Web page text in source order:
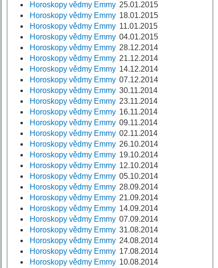
Horoskopy vědmy Emmy 25.01.2015
Horoskopy vědmy Emmy 18.01.2015
Horoskopy vědmy Emmy 11.01.2015
Horoskopy vědmy Emmy 04.01.2015
Horoskopy vědmy Emmy 28.12.2014
Horoskopy vědmy Emmy 21.12.2014
Horoskopy vědmy Emmy 14.12.2014
Horoskopy vědmy Emmy 07.12.2014
Horoskopy vědmy Emmy 30.11.2014
Horoskopy vědmy Emmy 23.11.2014
Horoskopy vědmy Emmy 16.11.2014
Horoskopy vědmy Emmy 09.11.2014
Horoskopy vědmy Emmy 02.11.2014
Horoskopy vědmy Emmy 26.10.2014
Horoskopy vědmy Emmy 19.10.2014
Horoskopy vědmy Emmy 12.10.2014
Horoskopy vědmy Emmy 05.10.2014
Horoskopy vědmy Emmy 28.09.2014
Horoskopy vědmy Emmy 21.09.2014
Horoskopy vědmy Emmy 14.09.2014
Horoskopy vědmy Emmy 07.09.2014
Horoskopy vědmy Emmy 31.08.2014
Horoskopy vědmy Emmy 24.08.2014
Horoskopy vědmy Emmy 17.08.2014
Horoskopy vědmy Emmy 10.08.2014